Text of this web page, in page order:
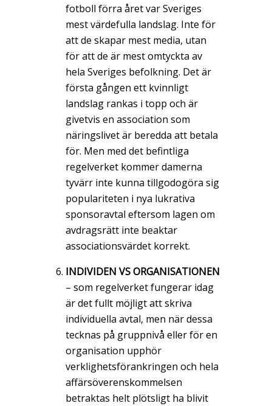
fotboll förra året var Sveriges
mest värdefulla landslag. Inte för
att de skapar mest media, utan
för att de är mest omtyckta av
hela Sveriges befolkning. Det är
första gången ett kvinnligt
landslag rankas i topp och är
givetvis en association som
näringslivet är beredda att betala
för. Men med det befintliga
regelverket kommer damerna
tyvärr inte kunna tillgodogöra sig
populariteten i nya lukrativa
sponsoravtal eftersom lagen om
avdragsrätt inte beaktar
associationsvärdet korrekt.
INDIVIDEN VS ORGANISATIONEN
– som regelverket fungerar idag
är det fullt möjligt att skriva
individuella avtal, men när dessa
tecknas på gruppnivå eller för en
organisation upphör
verklighetsförankringen och hela
affärsöverenskommelsen
betraktas helt plötsligt ha blivit